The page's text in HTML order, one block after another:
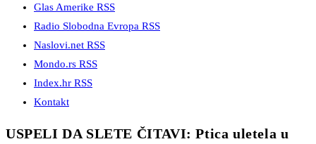
Glas Amerike RSS
Radio Slobodna Evropa RSS
Naslovi.net RSS
Mondo.rs RSS
Index.hr RSS
Kontakt
USPELI DA SLETE ČITAVI: Ptica uletela u